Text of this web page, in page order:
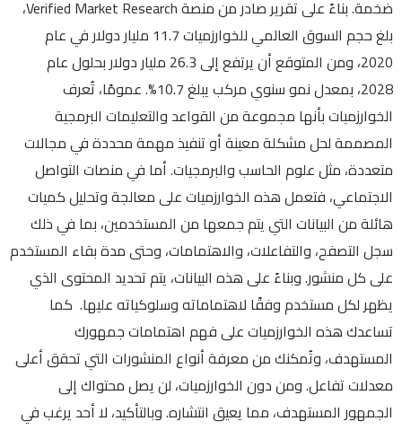
ضخمة. بناءً على تقرير صادر من منصة Verified Market Research،
بلغ حجم السوق العالمي للخوارزميات 11.7 مليار دولار في عام
2020، ومن المتوقع أن يرتفع إلى 26.3 مليار دولار بحلول عام
2028، بمعدل نمو سنوي مركب يبلغ 10.7%. عمومًا، تُعرف
الخوارزميات بأنها مجموعة من القواعد والتعليمات البرمجية
المصممة لحل مشكلة معينة أو تنفيذ مهمة محددة في مجالات
متعددة، مثل علوم الحاسب والبرمجيات. أما في منصات التواصل
الاجتماعي، فتعمل هذه الخوارزميات على معالجة وتحليل كميات
هائلة من البيانات التي يتم جمعها من المستخدمين، بما في ذلك
سجل التصفح، والتفاعلات، والاهتمامات، وحتى مدة بقاء المستخدم
على كل منشور. وبناءً على هذه البيانات، يتم تحديد المحتوى الذي
يظهر لكل مستخدم وفقًا لاهتماماته وسلوكياته عليها. كما
تساعدك هذه الخوارزميات على فهم اهتمامات جمهورك
المستهدف، وتُمكنك من معرفة أنواع المنشورات التي تحقق أعلى
معدلات تفاعل. ومن دون الخوارزميات، لن يصل محتواك إلى
الجمهور المستهدف، مما يعيق انتشاره. وبالتأكيد، لا أحد يرغب في